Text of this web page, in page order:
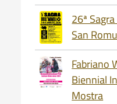
26ª
San
Fabriano
Biennial
Mostra